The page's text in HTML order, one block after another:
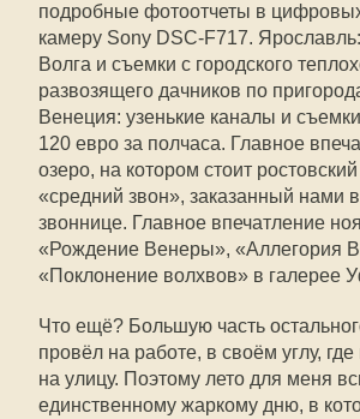
подробные фотоотчеты в
камеру Sony DSC-F717.
Волга и съемки с городского
развозящего дачников по
Венеция: узенькие каналы и
120 евро за полчаса. Главное
озеро, на котором стоит
«средний звон», заказанный нами
звоннице. Главное впечатление
«Рождение Венеры», «Аллегория
«Поклонение волхвов» в галерее
Что ещё? Большую часть
провёл на работе, в своём углу,
на улицу. Поэтому лето для меня
единственному жаркому дню, в